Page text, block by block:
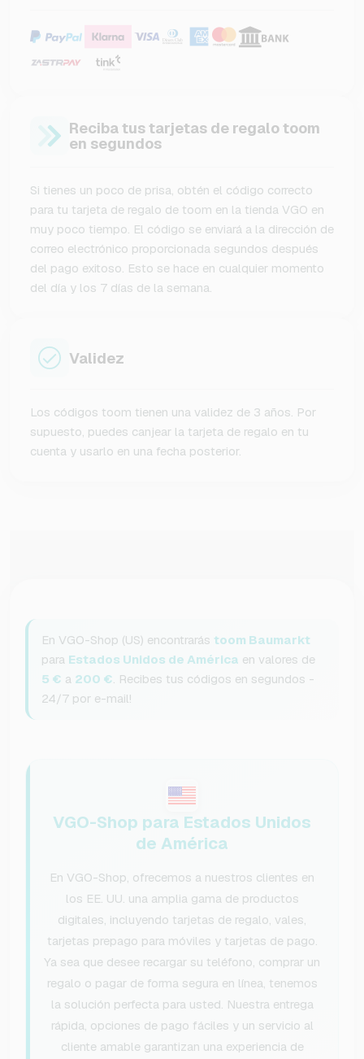
Reciba tus tarjetas de regalo toom
en segundos
Si tienes un poco de prisa, obtén el código correcto
para tu tarjeta de regalo de toom en la tienda VGO en
muy poco tiempo. El código se enviará a la dirección de
correo electrónico proporcionada segundos después
del pago exitoso. Esto se hace en cualquier momento
del día y los 7 días de la semana.
Validez
Los códigos toom tienen una validez de 3 años. Por
supuesto, puedes canjear la tarjeta de regalo en tu
cuenta y usarlo en una fecha posterior.
En VGO-Shop (US) encontrarás toom Baumarkt
para Estados Unidos de América en valores de
5 € a 200 €. Recibes tus códigos en segundos -
24/7 por e-mail!
VGO-Shop para Estados Unidos
de América
En VGO-Shop, ofrecemos a nuestros clientes en
los EE. UU. una amplia gama de productos
digitales, incluyendo tarjetas de regalo, vales,
tarjetas prepago para móviles y tarjetas de pago.
Ya sea que desee recargar su teléfono, comprar un
regalo o pagar de forma segura en línea, tenemos
la solución perfecta para usted. Nuestra entrega
rápida, opciones de pago fáciles y un servicio al
cliente amable garantizan una experiencia de